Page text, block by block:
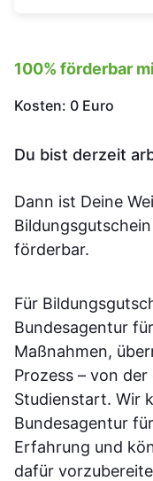
100% förderbar
Kosten: 0 Euro
Du bist derzeit
Dann ist Deine
förderbar.
Für
Bundesagentur
Maßnahmen,
Prozess – von
Studienstart. Wir
Bundesagentur
Erfahrung und
dafür